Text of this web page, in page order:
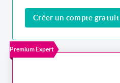
Créer un compte gratuit
Premium Expert